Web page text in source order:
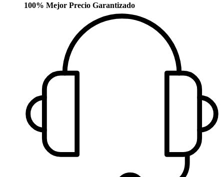
100% Mejor Precio Garantizado